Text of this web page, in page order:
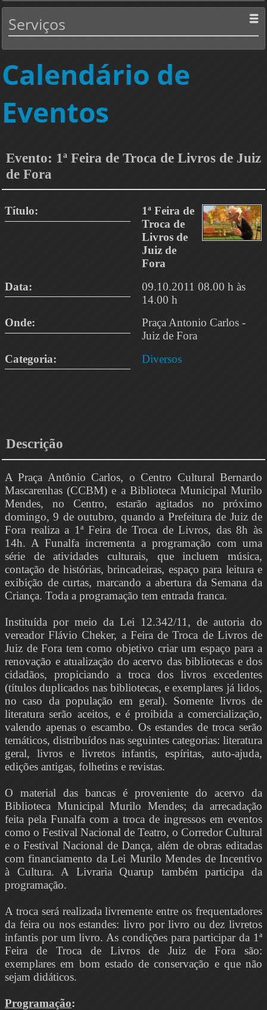
Serviços
Calendário de
Eventos
Evento: 1ª Feira de Troca de Livros de Juiz
de Fora
Título:
1ª Feira de
Troca de
Livros de
Juiz de
Fora
Data:
09.10.2011 08.00 h às
14.00 h
Onde:
Praça Antonio Carlos -
Juiz de Fora
Categoria:
Diversos
Descrição
A Praça Antônio Carlos, o Centro Cultural Bernardo
Mascarenhas (CCBM) e a Biblioteca Municipal Murilo
Mendes, no Centro, estarão agitados no próximo
domingo, 9 de outubro, quando a Prefeitura de Juiz de
Fora realiza a 1ª Feira de Troca de Livros, das 8h às
14h. A Funalfa incrementa a programação com uma
série de atividades culturais, que incluem música,
contação de histórias, brincadeiras, espaço para leitura e
exibição de curtas, marcando a abertura da Semana da
Criança. Toda a programação tem entrada franca.
Instituída por meio da Lei 12.342/11, de autoria do
vereador Flávio Cheker, a Feira de Troca de Livros de
Juiz de Fora tem como objetivo criar um espaço para a
renovação e atualização do acervo das bibliotecas e dos
cidadãos, propiciando a troca dos livros excedentes
(títulos duplicados nas bibliotecas, e exemplares já lidos,
no caso da população em geral). Somente livros de
literatura serão aceitos, e é proibida a comercialização,
valendo apenas o escambo. Os estandes de troca serão
temáticos, distribuídos nas seguintes categorias: literatura
geral, livros e livretos infantis, espíritas, auto-ajuda,
edições antigas, folhetins e revistas.
O material das bancas é proveniente do acervo da
Biblioteca Municipal Murilo Mendes; da arrecadação
feita pela Funalfa com a troca de ingressos em eventos
como o Festival Nacional de Teatro, o Corredor Cultural
e o Festival Nacional de Dança, além de obras editadas
com financiamento da Lei Murilo Mendes de Incentivo
à Cultura. A Livraria Quarup também participa da
programação.
A troca será realizada livremente entre os frequentadores
da feira ou nos estandes: livro por livro ou dez livretos
infantis por um livro. As condições para participar da 1ª
Feira de Troca de Livros de Juiz de Fora são:
exemplares em bom estado de conservação e que não
sejam didáticos.
Programação: